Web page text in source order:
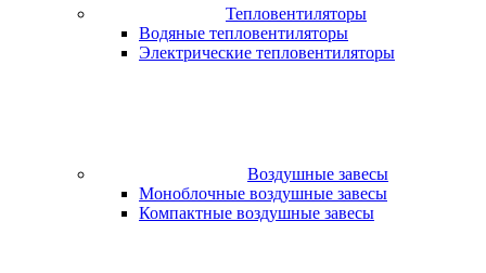
Тепловентиляторы
Водяные тепловентиляторы
Электрические тепловентиляторы
Воздушные завесы
Моноблочные воздушные завесы
Компактные воздушные завесы